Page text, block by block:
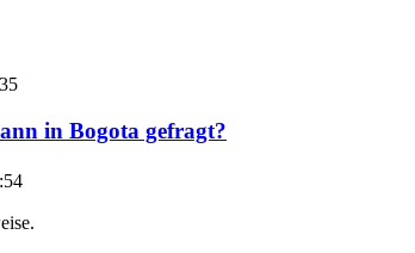
in Bogota gefragt?